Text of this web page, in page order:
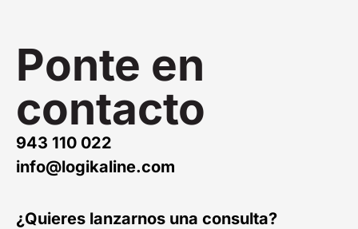
Ponte en
contacto
943 110 022
info@logikaline.com
¿Quieres lanzarnos una consulta?